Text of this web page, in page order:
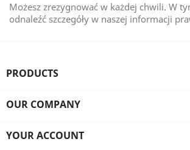
Możesz zrezygnować w każdej chwili. W
odnaleźć szczegóły w naszej informacji
PRODUCTS
OUR COMPANY
YOUR ACCOUNT